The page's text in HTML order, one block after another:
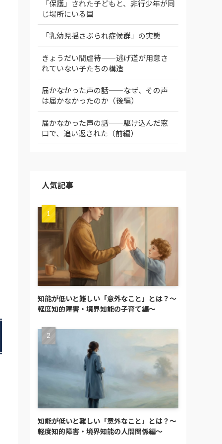
「保護」された子どもと、非行少年が同
じ場所にいる国
「乳幼児揺さぶられ症候群」の実態
きょうだい間虐待——逃げ道が用意さ
れていない子たちの構造
届かなかった声の話——なぜ、その声
は届かなかったのか（後編）
届かなかった声の話——駆け込んだ窓
口で、追い返された（前編）
人気記事
知能が低いと難しい「意外なこと」とは？～
軽度知的障害・境界知能の子育て編～
知能が低いと難しい「意外なこと」とは？～
軽度知的障害・境界知能の人間関係編～